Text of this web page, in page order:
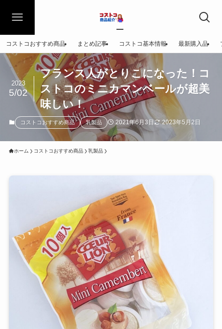
コストコおすすめ商品 まとめ記事 コストコ基本情報 最新購入品
フランス人がとりこになった！コ
ストコのミニカマンベールが超美
味しい！
2023
5/02
コストコおすすめ商品 乳製品 2021年6月3日 2023年5月2日
ホーム コストコおすすめ商品 乳製品